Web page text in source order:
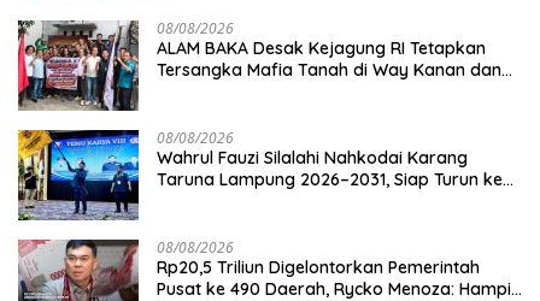
08/08/2026
ALAM BAKA Desak Kejagung RI Tetapkan
Tersangka Mafia Tanah di Way Kanan dan
08/08/2026
Wahrul Fauzi Silalahi Nahkodai Karang
Taruna Lampung 2026–2031, Siap Turun ke
08/08/2026
Rp20,5 Triliun Digelontorkan Pemerintah
Pusat ke 490 Daerah, Rycko Menoza: Hampir